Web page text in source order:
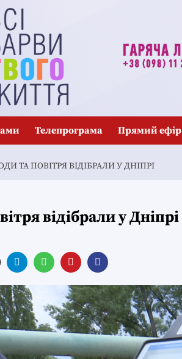
Телепрограма Прямий ефір
ТА ПОВІТРЯ ВІДІБРАЛИ У ДНІПРІ
відібрали у Дніпрі